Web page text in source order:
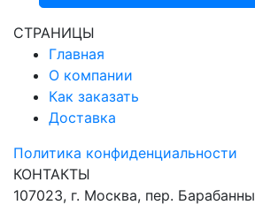
СТРАНИЦЫ
Главная
О компании
Как заказать
Доставка
Политика конфиденциальности
КОНТАКТЫ
107023, г. Москва, пер.